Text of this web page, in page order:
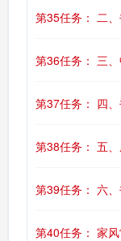
第35任务： 二
第36任务： 三
第37任务： 四
第38任务： 五
第39任务： 六
第40任务： 家